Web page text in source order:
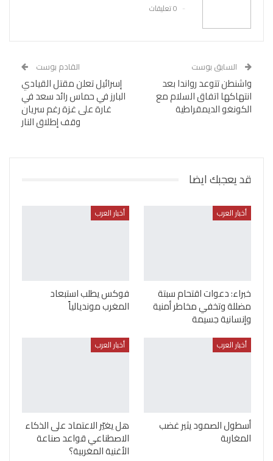
0 تعليقات
السابق بوست
واشنطن تتوعد رواندا بعد
انتهاكها اتفاق السلام مع
الكونغو الديمقراطية
القادم بوست
إسرائيل تعلن مقتل القيادي
البارز في حماس رائد سعد في
غارة على غزة رغم سريان
وقف إطلاق النار
قد يعجبك ايضا
أخبار العرب
خبراء: دعوات اقتحام سبتة
مضللة وتخفي مخاطر أمنية
وإنسانية جسيمة
أخبار العرب
فوكس يطلب استبعاد
المغرب مونديالياً
أخبار العرب
أسطول الصمود يثير غضب
المغاربة
أخبار العرب
هل يغيّر الاعتماد على الذكاء
الاصطناعي قواعد صناعة
الأغنية المغربية؟